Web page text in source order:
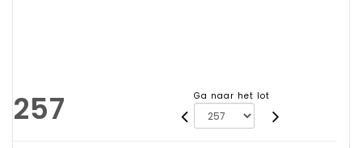
257 Ga naar het lot